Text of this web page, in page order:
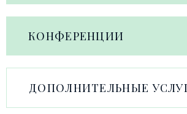
КОНФЕРЕНЦИИ
ДОПОЛНИТЕЛЬНЫЕ